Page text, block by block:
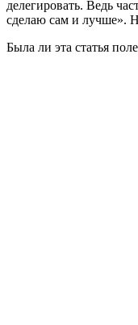
делегировать. Ведь
сделаю сам и лучше».
Была ли эта статья